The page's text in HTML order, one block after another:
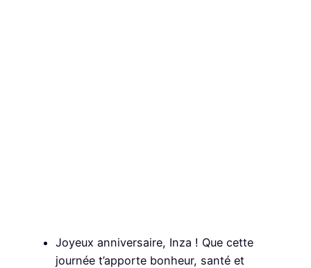
Joyeux anniversaire, Inza ! Que cette
journée t’apporte bonheur, santé et